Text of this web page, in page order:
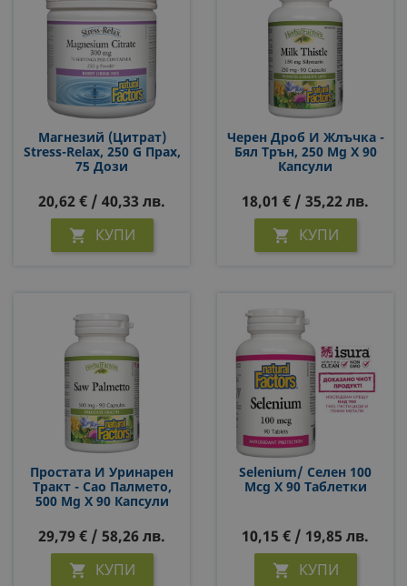
Магнезий (цитрат)
Stress-Relax, 250 G Прах,
75 Дози
20,62 € / 40,33 лв.
 КУПИ
Черен Дроб И Жлъчка -
Бял Трън, 250 Mg Х 90
Капсули
18,01 € / 35,22 лв.
 КУПИ
Простата И Уринарен
Тракт - Сао Палмето,
500 Mg Х 90 Капсули
29,79 € / 58,26 лв.
 КУПИ
Selenium/ Селен 100
Mcg X 90 Таблетки
10,15 € / 19,85 лв.
 КУПИ